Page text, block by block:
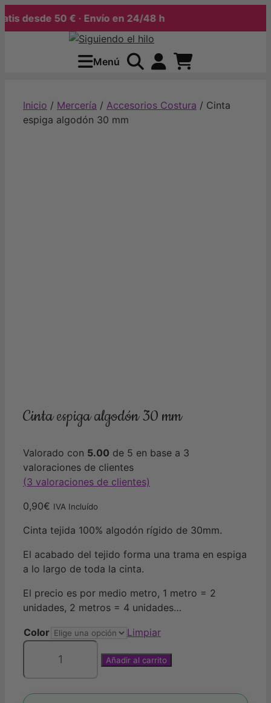
50 € · Envío en 24/48 h
Menú
Inicio / Mercería / Accesorios Costura / Cinta
espiga algodón 30 mm
Cinta espiga algodón 30 mm
Valorado con 5.00 de 5 en base a 3
valoraciones de clientes
(3 valoraciones de clientes)
0,90€ IVA Incluído
Cinta tejida 100% algodón rígido de 30mm.
El acabado del tejido forma una trama en espiga
a lo largo de toda la cinta.
El precio es por medio metro, 1 metro = 2
unidades, 2 metros = 4 unidades…
Color Limpiar
espiga
algodón
Añadir al carrito